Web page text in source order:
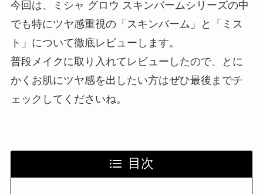
今回は、ミシャ グロウ スキンバームシリーズの中
でも特にツヤ感重視の「スキンバーム」と「ミス
ト」について徹底レビューします。
普段メイクに取り入れてレビューしたので、とに
かくお肌にツヤ感を出したい方はぜひ最後までチ
ェックしてくださいね。
目次